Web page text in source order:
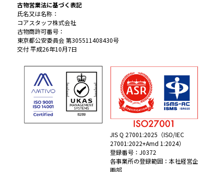
古物営業法に基づく表記
氏名又は名称：
コアスタッフ株式会社
古物商許可番号：
東京都公安委員会 第305511408430号
交付 平成26年10月7日
JIS Q 27001:2025（ISO/IEC
27001:2022+Amd 1:2024）
登録番号：J0372
各事業所の登録範囲：本社経営企
画部